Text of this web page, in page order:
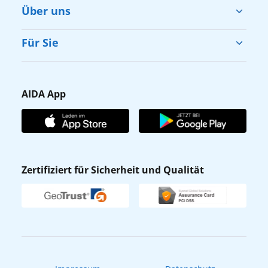
Über uns
Cruise & Help
Karriere
Affiliateprogramm
Verhaltens- & Ethikkodex
Newsletter
Für Sie
Gästefragebogen
AIDA Club
AIDA App
AIDA App
Zertifiziert für Sicherheit und Qualität